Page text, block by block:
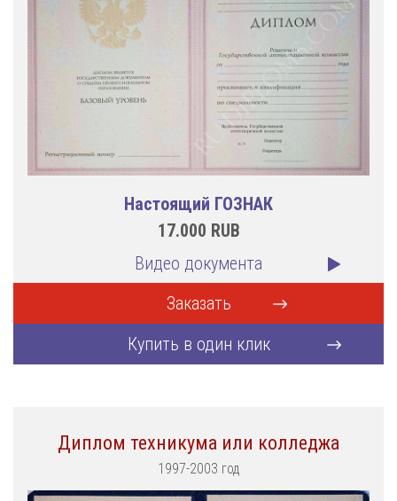
Настоящий ГОЗНАК
17.000 RUB
Видео документа
Заказать
Купить в один клик
Диплом техникума или колледжа
1997-2003 год